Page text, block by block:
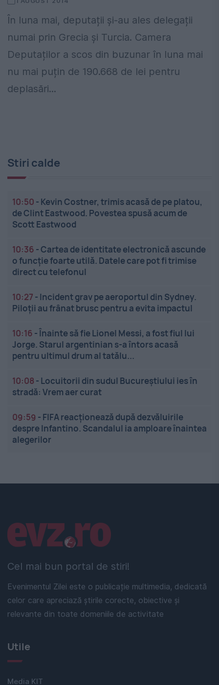
În luna mai, deputații și-au ales delegații
numai prin Grecia și Turcia. Camera
Deputaților a scos din buzunar în luna mai
nu mai puțin de 190.668 de lei pentru
deplasări...
Stiri calde
10:50 - Kevin Costner, trimis acasă de pe platou,
de Clint Eastwood. Povestea spusă acum de
Scott Eastwood
10:36 -Cartea de identitate electronică ascunde
o funcție foarte utilă. Datele care pot fi trimise
direct cu telefonul
10:27 - Incident grav pe aeroportul din Sydney.
Piloții au frânat brusc pentru a evita impactul
10:16 -Înainte să fie Lionel Messi, a fost fiul lui
Jorge. Starul argentinian s-a întors acasă
pentru ultimul drum al tatălu...
10:08 - Locuitorii din sudul Bucureștiului ies în
stradă: Vrem aer curat
09:59 - FIFA reacționează după dezvăluirile
despre Infantino. Scandalul ia amploare înaintea
alegerilor
Cel mai bun portal de stiri!
Evenimentul Zilei este o publicație multimedia, dedicată
celor care apreciază știrile corecte, obiective și
relevante din toate domeniile de activitate
Linkuri utile
Utile
Media KIT